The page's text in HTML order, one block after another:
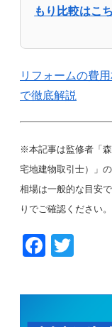
もり比較はこ
リフォームの費
で徹底解説
※本記事は監修者「
宅地建物取引士）」
相場は一般的な目安
りでご確認ください。
F
c
tt